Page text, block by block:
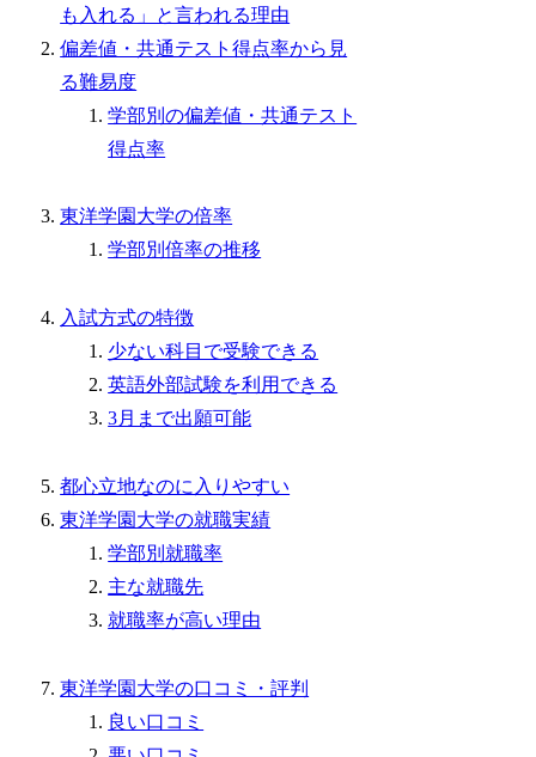
も入れる」と言われる理由
偏差値・共通テスト得点率から見
る難易度
学部別の偏差値・共通テスト
得点率
東洋学園大学の倍率
学部別倍率の推移
入試方式の特徴
少ない科目で受験できる
英語外部試験を利用できる
3月まで出願可能
都心立地なのに入りやすい
東洋学園大学の就職実績
学部別就職率
主な就職先
就職率が高い理由
東洋学園大学の口コミ・評判
良い口コミ